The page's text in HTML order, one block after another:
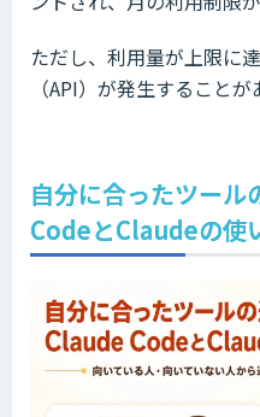
ただし、利用量が上限に
（API）が発生することが
自分に合ったツー
CodeとClaudeの使